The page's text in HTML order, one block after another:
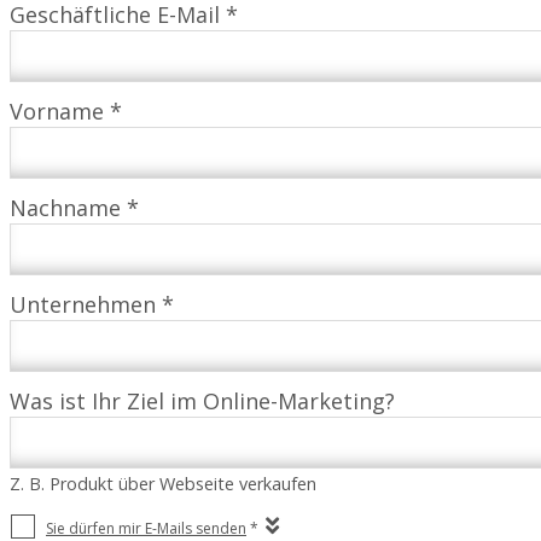
Geschäftliche E-Mail *
Vorname *
Nachname *
Unternehmen *
Was ist Ihr Ziel im Online-Marketing?
Z. B. Produkt über Webseite verkaufen
Sie dürfen mir E-Mails senden *